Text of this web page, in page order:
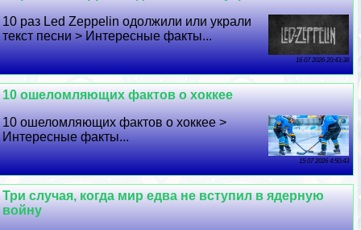
10 раз Led Zeppelin одолжили или украли
текст песни > Интересные факты...
16 07 2026 20:43:38
10 ошеломляющих фактов о хоккее
10 ошеломляющих фактов о хоккее >
Интересные факты...
15 07 2026 4:50:43
Три случая, когда мир едва не вступил в ядерную
войну